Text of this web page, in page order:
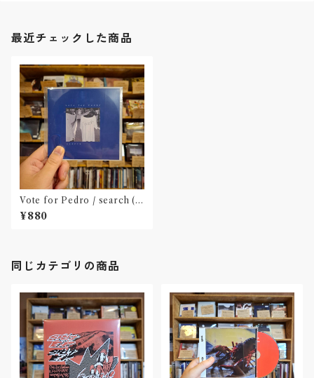
最近チェックした商品
Vote for Pedro / search (C
D-R)"高円寺"
¥880
同じカテゴリの商品